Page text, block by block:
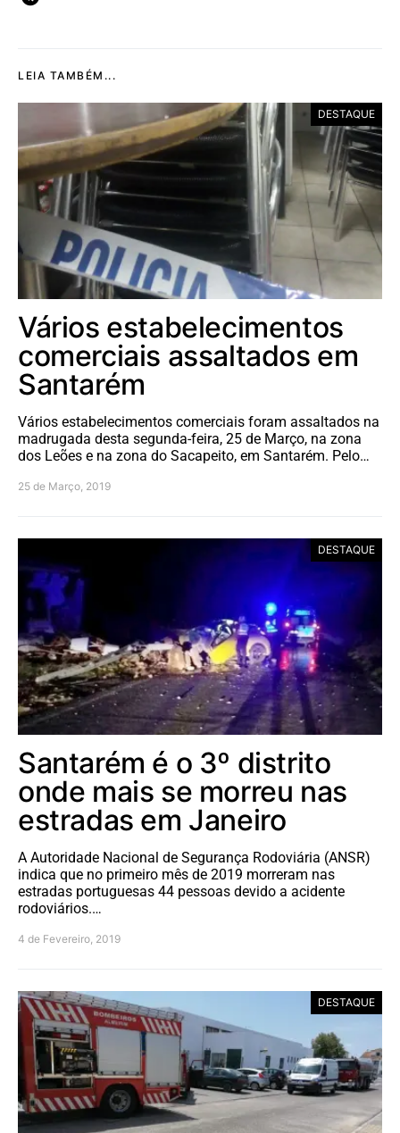
LEIA TAMBÉM...
DESTAQUE
Vários estabelecimentos
comerciais assaltados em
Santarém
Vários estabelecimentos comerciais foram assaltados na
madrugada desta segunda-feira, 25 de Março, na zona
dos Leões e na zona do Sacapeito, em Santarém. Pelo…
25 de Março, 2019
DESTAQUE
Santarém é o 3º distrito
onde mais se morreu nas
estradas em Janeiro
A Autoridade Nacional de Segurança Rodoviária (ANSR)
indica que no primeiro mês de 2019 morreram nas
estradas portuguesas 44 pessoas devido a acidente
rodoviários.…
4 de Fevereiro, 2019
DESTAQUE